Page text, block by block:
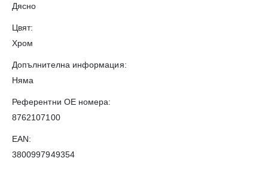
Дясно
Цвят:
Хром
Допълнителна информация:
Няма
Референтни OE номера:
8762107100
EAN:
3800997949354